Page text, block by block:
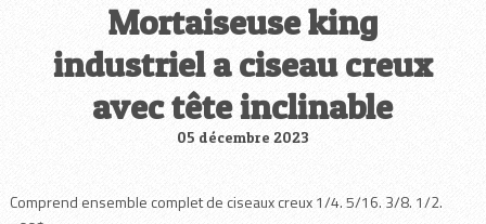
Mortaiseuse king
industriel a ciseau creux
avec tête inclinable
05 décembre 2023
Comprend ensemble complet de ciseaux creux 1/4. 5/16. 3/8. 1/2.